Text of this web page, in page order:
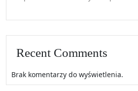
Recent Comments
Brak komentarzy do wyświetlenia.